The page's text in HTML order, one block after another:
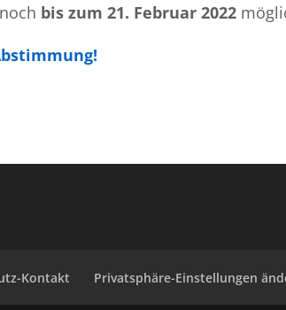
bis zum 21. Februar 2022
Kontakt Privatsphäre-Einstellungen